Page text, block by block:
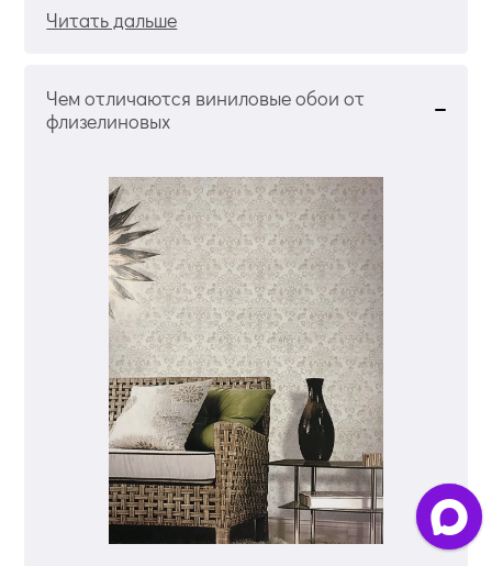
Читать дальше
Чем отличаются виниловые обои от
флизелиновых